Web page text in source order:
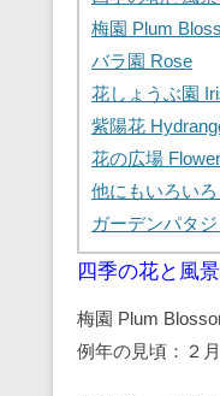
梅園 Plum
バラ園 Rose
花しょうぶ園
紫陽花
花の広場
他にもいろい
ガーデンパタ
四季の花と風
梅園 Plum
例年の見頃：２